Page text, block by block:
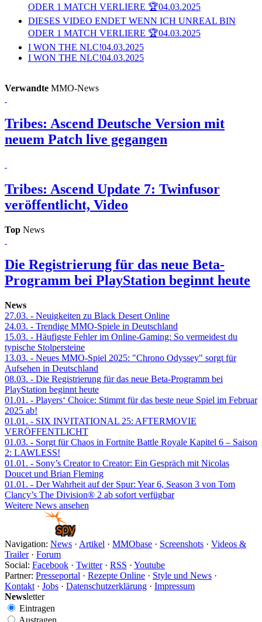
ODER 1 MATCH VERLIERE 🏆04.03.2025
DIESES VIDEO ENDET WENN ICH UNREAL BIN
ODER 1 MATCH VERLIERE 🏆04.03.2025
I WON THE NLC!04.03.2025
I WON THE NLC!04.03.2025
Verwandte MMO-News
Tribes: Ascend Deutsche Version mit
neuem Patch live gegangen
Tribes: Ascend Update 7: Twinfusor
veröffentlicht, Video
Top News
Die Registrierung für das neue Beta-
Programm bei PlayStation beginnt heute
News
27.03. - Neuigkeiten zu Black Desert Online
24.03. - Trendige MMO-Spiele in Deutschland
15.03. - Häufigste Fehler im Online-Gaming: So vermeidest du
typische Stolpersteine
13.03. - Neues MMO-Spiel 2025: "Chrono Odyssey" sorgt für
Aufsehen in Deutschland
08.03. - Die Registrierung für das neue Beta-Programm bei
PlayStation beginnt heute
01.01. - Players‘ Choice: Stimmt für das beste neue Spiel im Februar
2025 ab!
01.01. - SIX INVITATIONAL 25: AFTERMOVIE
VERÖFFENTLICHT
01.03. - Sorgt für Chaos in Fortnite Battle Royale Kapitel 6 – Saison
2: LAWLESS!
01.01. - Sony’s Creator to Creator: Ein Gespräch mit Nicolas
Doucet und Brian Fleming
01.01. - Der Wahrheit auf der Spur: Year 6, Season 3 von Tom
Clancy’s The Division® 2 ab sofort verfügbar
Weitere News ansehen
Navigation: News · Artikel · MMObase · Screenshots · Videos &
Trailer· Forum
Social: Facebook · Twitter· RSS · Youtube
Partner: Presseportal · Rezepte Online · Style und News ·
Kontakt · Jobs · Datenschutzerklärung · Impressum
Newsletter
Eintragen